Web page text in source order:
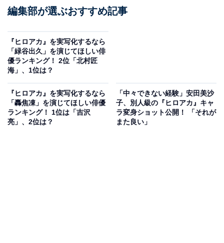
編集部が選ぶおすすめ記事
『ヒロアカ』を実写化するなら
「緑谷出久」を演じてほしい俳
優ランキング！ 2位「北村匠
海」、1位は？
『ヒロアカ』を実写化するなら
「轟焦凍」を演じてほしい俳優
ランキング！ 1位は「吉沢
亮」、2位は？
「中々できない経験」安田美沙
子、別人級の『ヒロアカ』キャ
ラ変身ショット公開！ 「それが
また良い」